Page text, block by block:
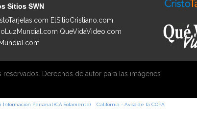
Sitios SWN
ElSitioCristiano.com
QueVidaVideo.com
Derechos de autor para las imágenes
Información Personal (CA Solamente) California - Aviso de la CCPA